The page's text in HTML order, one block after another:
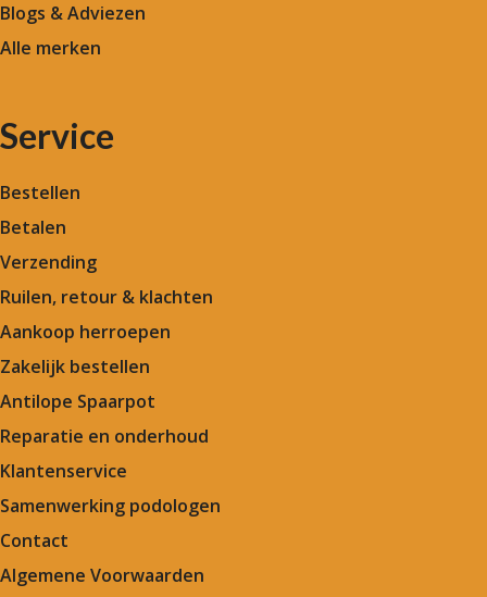
Blogs & Adviezen
Alle merken
Service
Bestellen
Betalen
Verzending
Ruilen, retour & klachten
Aankoop herroepen
Zakelijk bestellen
Antilope Spaarpot
Reparatie en onderhoud
Klantenservice
Samenwerking podologen
Contact
Algemene Voorwaarden